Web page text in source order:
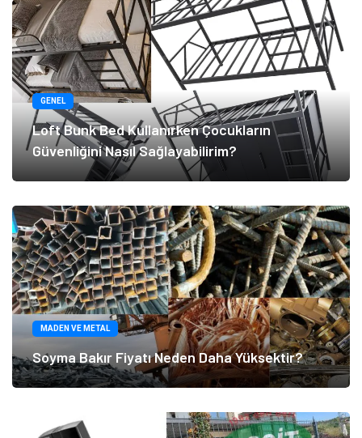
GENEL
Loft Bunk Bed Kullanırken Çocukların
Güvenliğini Nasıl Sağlayabilirim?
MADEN VE METAL
Soyma Bakır Fiyatı Neden Daha Yüksektir?